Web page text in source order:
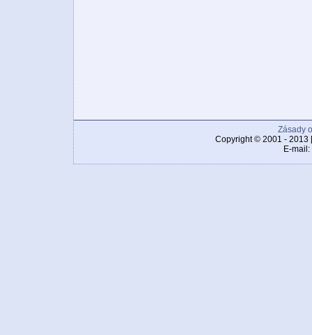
Zásady
Copyright © 2001 - 2013
E-mail: